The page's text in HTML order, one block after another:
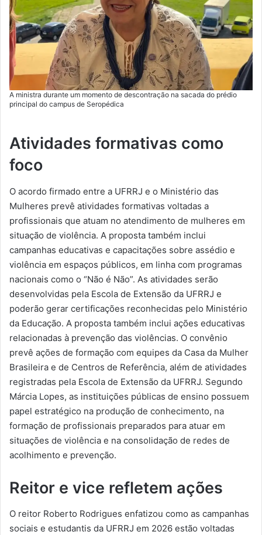
A ministra durante um momento de descontração na sacada do prédio
principal do campus de Seropédica
Atividades formativas como
foco
O acordo firmado entre a UFRRJ e o Ministério das
Mulheres prevê atividades formativas voltadas a
profissionais que atuam no atendimento de mulheres em
situação de violência. A proposta também inclui
campanhas educativas e capacitações sobre assédio e
violência em espaços públicos, em linha com programas
nacionais como o “Não é Não”. As atividades serão
desenvolvidas pela Escola de Extensão da UFRRJ e
poderão gerar certificações reconhecidas pelo Ministério
da Educação. A proposta também inclui ações educativas
relacionadas à prevenção das violências. O convênio
prevê ações de formação com equipes da Casa da Mulher
Brasileira e de Centros de Referência, além de atividades
registradas pela Escola de Extensão da UFRRJ. Segundo
Márcia Lopes, as instituições públicas de ensino possuem
papel estratégico na produção de conhecimento, na
formação de profissionais preparados para atuar em
situações de violência e na consolidação de redes de
acolhimento e prevenção.
Reitor e vice refletem ações
O reitor Roberto Rodrigues enfatizou como as campanhas
sociais e estudantis da UFRRJ em 2026 estão voltadas